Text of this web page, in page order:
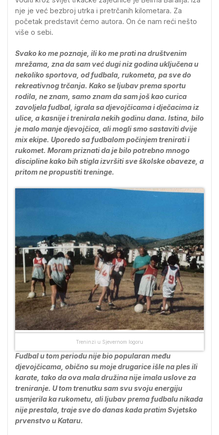
nje je već bezbroj utrka i pretrčanih kilometara. Za
početak predstavit ćemo autora. On će nam reći nešto
više o sebi.
Svako ko me poznaje, ili ko me prati na društvenim
mrežama, zna da sam već dugi niz godina uključena u
nekoliko sportova, od fudbala, rukometa, pa sve do
rekreativnog trčanja. Kako se ljubav prema sportu
rodila, ne znam, samo znam da sam još kao curica
zavoljela fudbal, igrala sa djevojčicama i dječacima iz
ulice, a kasnije i trenirala nekih godinu dana. Istina, bilo
je malo manje djevojčica, ali mogli smo sastaviti dvije
mix ekipe. Uporedo sa fudbalom počinjem trenirati i
rukomet. Moram priznati da je bilo potrebno mnogo
discipline kako bih stigla izvršiti sve školske obaveze, a
pritom ne propustiti treninge.
Treninzi u Sjevernom logoru
Fudbal u tom periodu nije bio popularan među
djevojčicama, obično su moje drugarice išle na ples ili
karate, tako da ova mala družina nije imala uslove za
treniranje. U tom trenutku sam svu svoju energiju
usmjerila ka rukometu, ali ljubav prema fudbalu nikada
nije prestala, traje sve do danas kada pratim Svjetsko
prvenstvo u Kataru.